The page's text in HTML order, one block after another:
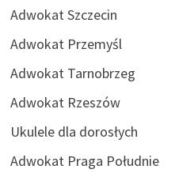
Adwokat Szczecin
Adwokat Przemyśl
Adwokat Tarnobrzeg
Adwokat Rzeszów
Ukulele dla dorosłych
Adwokat Praga Południe